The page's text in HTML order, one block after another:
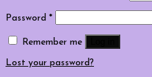
Password *
Remember me
Lost your password?